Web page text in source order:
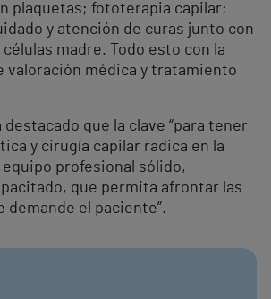
plaquetas; fototerapia capilar;
y atención de curas junto con
madre. Todo esto con la
valoración médica y tratamiento
destacado que la clave “para tener
y cirugía capilar radica en la
profesional sólido,
que permita afrontar las
demande el paciente”.